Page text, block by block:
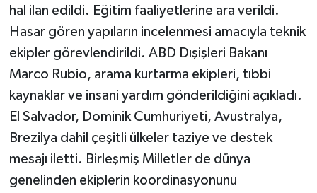
hal ilan edildi. Eğitim faaliyetlerine ara verildi.
Hasar gören yapıların incelenmesi amacıyla teknik
ekipler görevlendirildi. ABD Dışişleri Bakanı
Marco Rubio, arama kurtarma ekipleri, tıbbi
kaynaklar ve insani yardım gönderildiğini açıkladı.
El Salvador, Dominik Cumhuriyeti, Avustralya,
Brezilya dahil çeşitli ülkeler taziye ve destek
mesajı iletti. Birleşmiş Milletler de dünya
genelinden ekiplerin koordinasyonunu